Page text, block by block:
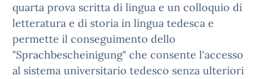
quarta prova scritta di lingua e un colloquio di
letteratura e di storia in lingua tedesca e
permette il conseguimento dello
"Sprachbescheinigung" che consente l'accesso
al sistema universitario tedesco senza ulteriori